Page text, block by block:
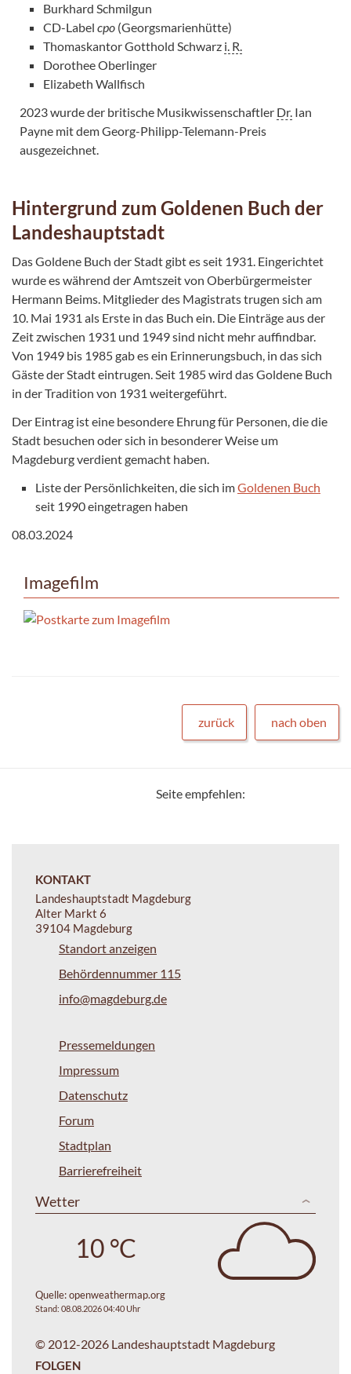
Burkhard Schmilgun
CD-Label cpo (Georgsmarienhütte)
Thomaskantor Gotthold Schwarz i. R.
Dorothee Oberlinger
Elizabeth Wallfisch
2023 wurde der britische Musikwissenschaftler Dr. Ian
Payne mit dem Georg-Philipp-Telemann-Preis
ausgezeichnet.
Hintergrund zum Goldenen Buch der
Landeshauptstadt
Das Goldene Buch der Stadt gibt es seit 1931. Eingerichtet
wurde es während der Amtszeit von Oberbürgermeister
Hermann Beims. Mitglieder des Magistrats trugen sich am
10. Mai 1931 als Erste in das Buch ein. Die Einträge aus der
Zeit zwischen 1931 und 1949 sind nicht mehr auffindbar.
Von 1949 bis 1985 gab es ein Erinnerungsbuch, in das sich
Gäste der Stadt eintrugen. Seit 1985 wird das Goldene Buch
in der Tradition von 1931 weitergeführt.
Der Eintrag ist eine besondere Ehrung für Personen, die die
Stadt besuchen oder sich in besonderer Weise um
Magdeburg verdient gemacht haben.
Liste der Persönlichkeiten, die sich imGoldenen Buch
seit 1990 eingetragen haben
08.03.2024
Imagefilm
zurück nach oben
Seite empfehlen:
KONTAKT
Landeshauptstadt Magdeburg
Alter Markt 6
39104 Magdeburg
Standort anzeigen
Behördennummer 115
info@magdeburg.de
Pressemeldungen
Impressum
Datenschutz
Forum
Stadtplan
Barrierefreiheit
Wetter
10 °C
Quelle:openweathermap.org
Stand: 08.08.2026 04:40 Uhr
© 2012-2026 Landeshauptstadt Magdeburg
FOLGEN